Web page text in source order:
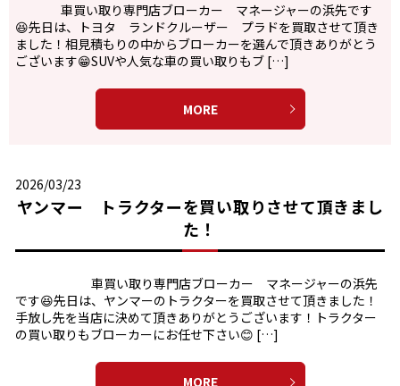
車買い取り専門店ブローカー マネージャーの浜先です
😆先日は、トヨタ ランドクルーザー プラドを買取させて頂き
ました！相見積もりの中からブローカーを選んで頂きありがとう
ございます😁SUVや人気な車の買い取りもブ […]
MORE
2026/03/23
ヤンマー トラクターを買い取りさせて頂きまし
た！
車買い取り専門店ブローカー マネージャーの浜先
です😆先日は、ヤンマーのトラクターを買取させて頂きました！
手放し先を当店に決めて頂きありがとうございます！トラクター
の買い取りもブローカーにお任せ下さい😊 […]
MORE